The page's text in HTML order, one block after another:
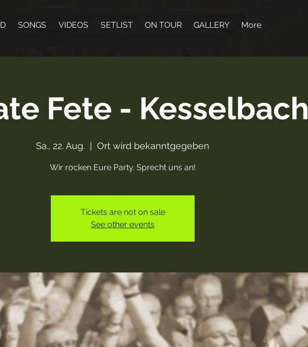
SONGS VIDEOS SETLIST ON TOUR GALLERY More
Fete - Kesselbach
Sa., 22. Aug. Ort wird bekanntgegeben
Wir rocken Eure Party. Sprecht uns an!
Tickets are not on sale
See other events